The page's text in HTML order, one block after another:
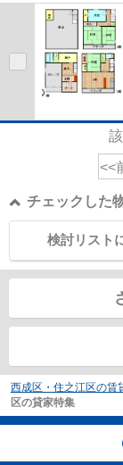
あります☆良好な眺望で
<<
チェックした
検討リスト
西成区・住之江区の賃
区の貸家特集